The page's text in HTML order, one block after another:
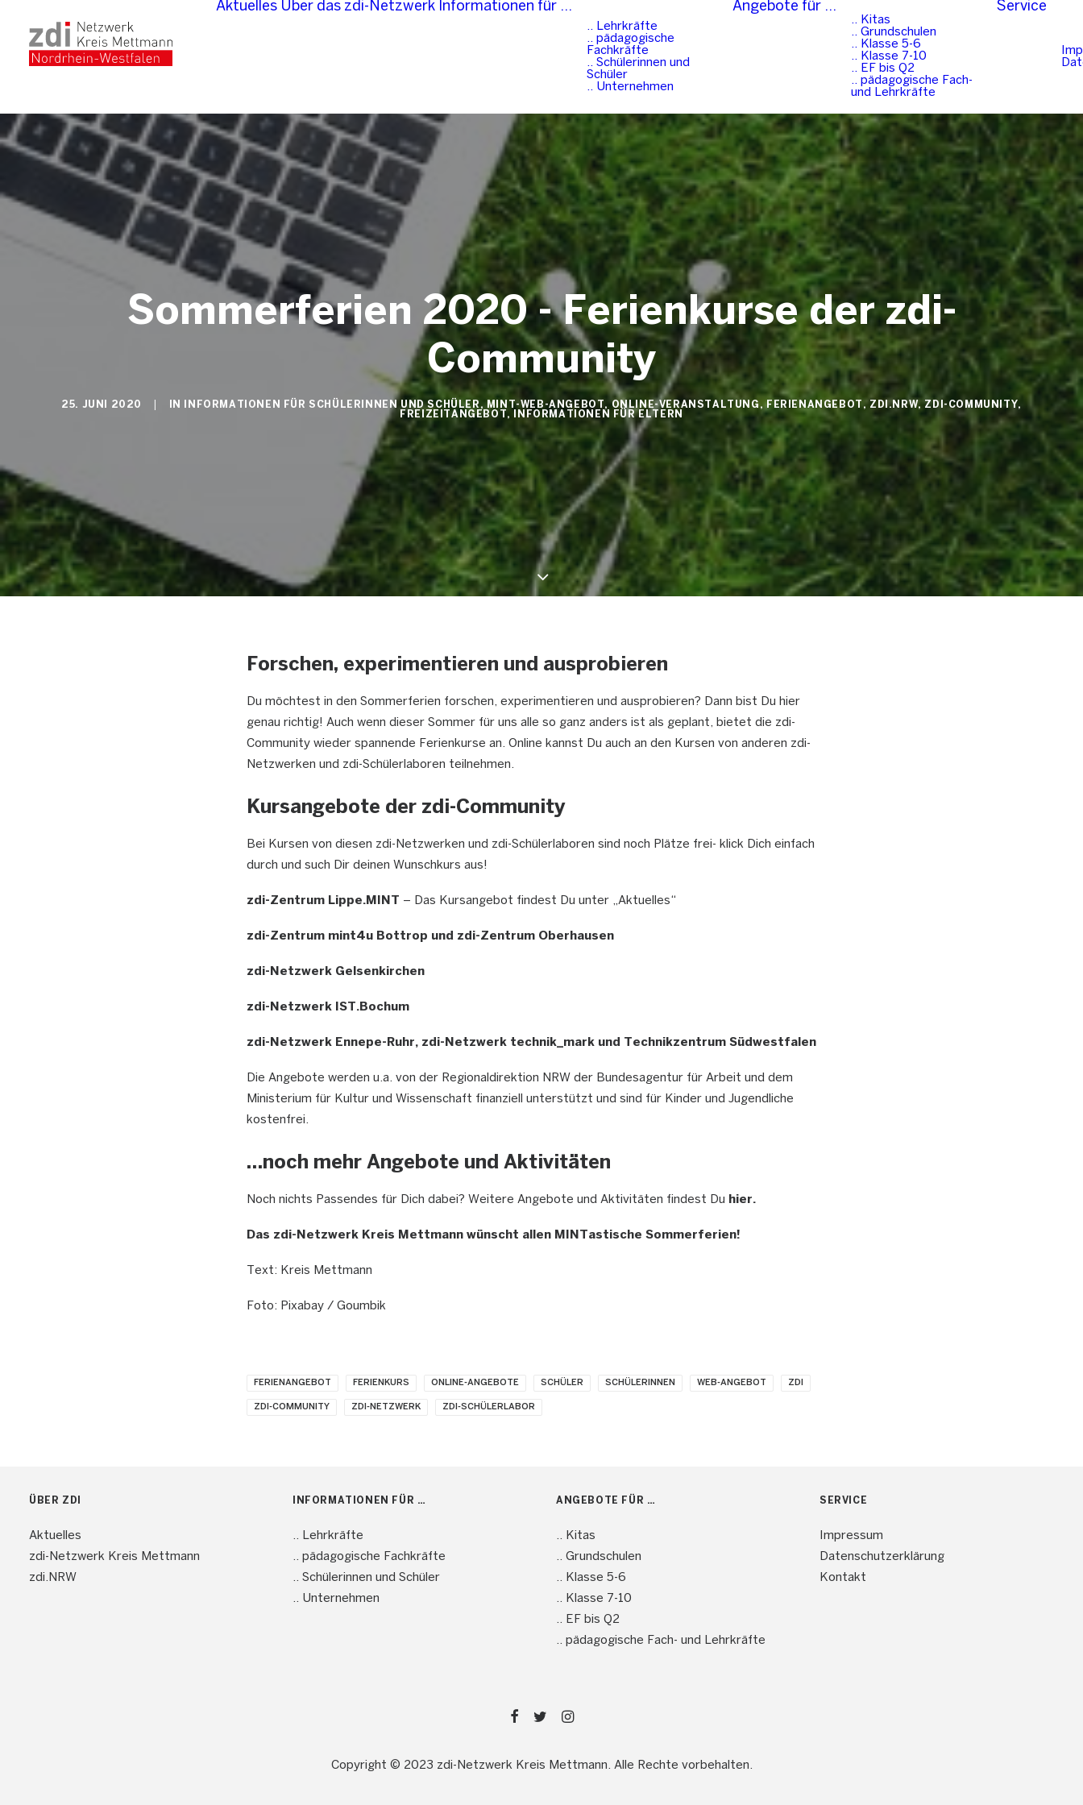
Aktuelles Über das zdi-Netzwerk Informationen für …
.. Lehrkräfte
.. pädagogische
Fachkräfte
.. Schülerinnen und
Schüler
.. Unternehmen
Angebote für …
.. Kitas
.. Grundschulen
.. Klasse 5-6
.. Klasse 7-10
.. EF bis Q2
.. pädagogische Fach-
und Lehrkräfte
Service
Sommerferien 2020 - Ferienkurse der zdi-
Community
25. JUNI 2020 IN INFORMATIONEN FÜR SCHÜLERINNEN UND SCHÜLER , MINT-WEB-ANGEBOT , ONLINE-VERANSTALTUNG , FERIENANGEBOT , ZDI.NRW,ZDI-COMMUNITY,
FREIZEITANGEBOT , INFORMATIONEN FÜR ELTERN
Forschen, experimentieren und ausprobieren
Du möchtest in den Sommerferien forschen, experimentieren und ausprobieren? Dann bist Du hier
genau richtig! Auch wenn dieser Sommer für uns alle so ganz anders ist als geplant, bietet die zdi-
Community wieder spannende Ferienkurse an. Online kannst Du auch an den Kursen von anderen zdi-
Netzwerken und zdi-Schülerlaboren teilnehmen.
Kursangebote der zdi-Community
Bei Kursen von diesen zdi-Netzwerken und zdi-Schülerlaboren sind noch Plätze frei- klick Dich einfach
durch und such Dir deinen Wunschkurs aus!
zdi-Zentrum Lippe.MINT – Das Kursangebot findest Du unter „Aktuelles“
zdi-Zentrum mint4u Bottrop und zdi-Zentrum Oberhausen
zdi-Netzwerk Gelsenkirchen
zdi-Netzwerk IST.Bochum
zdi-Netzwerk Ennepe-Ruhr, zdi-Netzwerk technik_mark und Technikzentrum Südwestfalen
Die Angebote werden u.a. von der Regionaldirektion NRW der Bundesagentur für Arbeit und dem
Ministerium für Kultur und Wissenschaft finanziell unterstützt und sind für Kinder und Jugendliche
kostenfrei.
…noch mehr Angebote und Aktivitäten
Noch nichts Passendes für Dich dabei? Weitere Angebote und Aktivitäten findest Du hier.
Das zdi-Netzwerk Kreis Mettmann wünscht allen MINTastische Sommerferien!
Text: Kreis Mettmann
Foto: Pixabay / Goumbik
FERIENANGEBOT FERIENKURS ONLINE-ANGEBOTE SCHÜLER SCHÜLERINNEN WEB-ANGEBOT ZDI
ZDI-COMMUNITY ZDI-NETZWERK ZDI-SCHÜLERLABOR
ÜBER ZDI
Aktuelles
zdi-Netzwerk Kreis Mettmann
zdi.NRW
INFORMATIONEN FÜR …
.. Lehrkräfte
.. pädagogische Fachkräfte
.. Schülerinnen und Schüler
.. Unternehmen
ANGEBOTE FÜR …
.. Kitas
.. Grundschulen
.. Klasse 5-6
.. Klasse 7-10
.. EF bis Q2
.. pädagogische Fach- und Lehrkräfte
SERVICE
Impressum
Datenschutzerklärung
Kontakt
Copyright © 2023 zdi-Netzwerk Kreis Mettmann. Alle Rechte vorbehalten.